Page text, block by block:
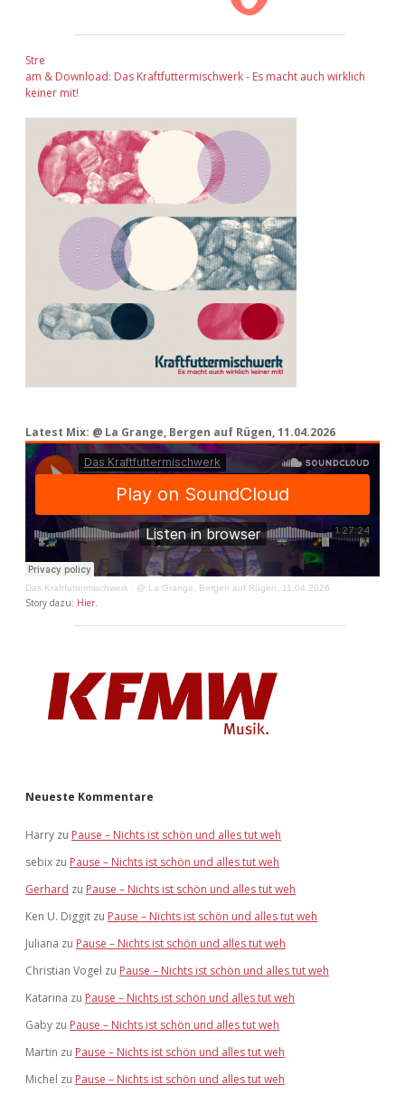
Stre
am & Download: Das Kraftfuttermischwerk - Es macht auch wirklich
keiner mit!
Latest Mix: @ La Grange, Bergen auf Rügen, 11.04.2026
Das Kraftfuttermischwerk · @ La Grange, Bergen auf Rügen, 11.04.2026
Story dazu: Hier
Neueste Kommentare
Harry zu Pause – Nichts ist schön und alles tut weh
sebix zu Pause – Nichts ist schön und alles tut weh
Gerhard zu Pause – Nichts ist schön und alles tut weh
Ken U. Diggit zu Pause – Nichts ist schön und alles tut weh
Juliana zu Pause – Nichts ist schön und alles tut weh
Christian Vogel zu Pause – Nichts ist schön und alles tut weh
Katarina zu Pause – Nichts ist schön und alles tut weh
Gaby zu Pause – Nichts ist schön und alles tut weh
Martin zu Pause – Nichts ist schön und alles tut weh
Michel zu Pause – Nichts ist schön und alles tut weh